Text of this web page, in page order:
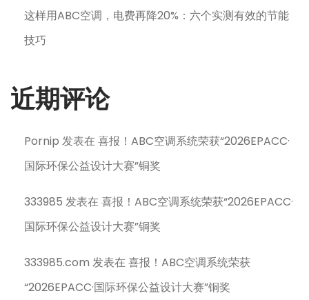
这样用ABC空调，电费再降20%：六个实测有效的节能
技巧
近期评论
Pornip 发表在喜报！ABC空调系统荣获“2026EPACC·
国际环保公益设计大赛”铜奖
333985 发表在喜报！ABC空调系统荣获“2026EPACC·
国际环保公益设计大赛”铜奖
333985.com 发表在喜报！ABC空调系统荣获
“2026EPACC·国际环保公益设计大赛”铜奖